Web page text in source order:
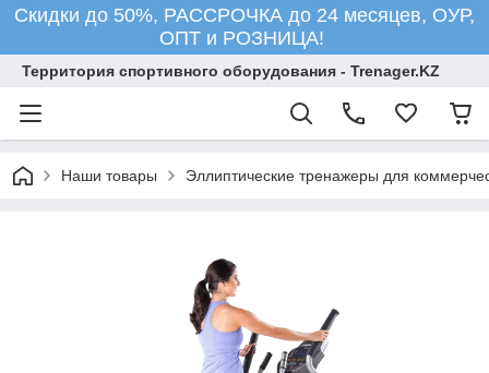
Скидки до 50%, РАССРОЧКА до 24 месяцев, ОУР,
ОПТ и РОЗНИЦА!
Территория спортивного оборудования - Trenager.KZ
Наши товары Эллиптические тренажеры для